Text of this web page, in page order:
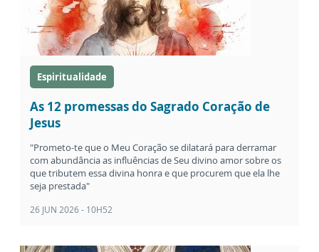
Espiritualidade
As 12 promessas do Sagrado Coração de
Jesus
"Prometo-te que o Meu Coração se dilatará para derramar
com abundância as influências de Seu divino amor sobre os
que tributem essa divina honra e que procurem que ela lhe
seja prestada"
26 JUN 2026 - 10H52